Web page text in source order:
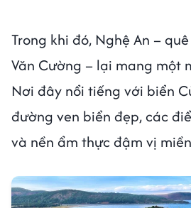
Trong khi đó, Nghệ An –
Văn Cường – lại mang một
Nơi đây nổi tiếng với biển
đường ven biển đẹp, các
và nền ẩm thực đậm vị